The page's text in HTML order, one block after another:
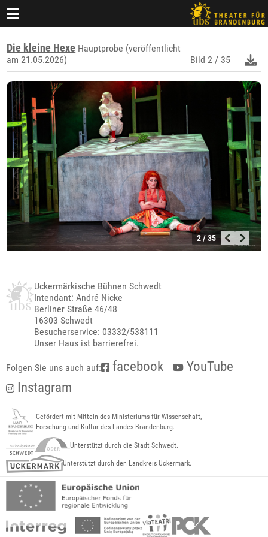
Die kleine Hexe Hauptprobe (veröffentlicht
am 21.05.2026)
Bild 2 / 35
2 / 35
Uckermärkische Bühnen Schwedt
Intendant: André Nicke
Berliner Straße 46/48
16303 Schwedt
Besucherservice: 03332/538111
Unser Haus ist barrierefrei.
Folgen Sie uns auch auf: facebook
YouTube
Instagram
Gefördert mit Mitteln des Ministeriums für Wissenschaft,
Forschung und Kultur des Landes Brandenburg.
Unterstützt durch die Stadt Schwedt.
Unterstützt durch den Landkreis Uckermark.